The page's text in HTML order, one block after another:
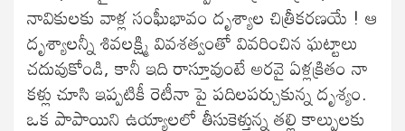
నావికులకు వాళ్ల సంఘీభావం దృశ్యాల చిత్రీకరణయే ! ఆ
దృశ్యాలన్నీ శివలక్ష్మి వివశత్వంతో వివరించిన ఘట్టాలు
చదువుకోండి, కానీ ఇది రాస్తూవుంటే అరవై ఏళ్లక్రితం నా
కళ్లు చూసి ఇప్పటికీ రెటీనా పై పదిలపర్చుకున్న దృశ్యం.
ఒక పాపాయిని ఉయ్యాలలో తీసుకెళ్తున్న తల్లి కాల్పులకు